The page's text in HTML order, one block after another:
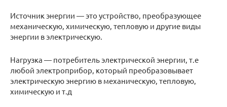
Источник энергии — это устройство, преобразующее
механическую, химическую, тепловую и другие виды
энергии в электрическую.
Нагрузка — потребитель электрической энергии, т.е
любой электроприбор, который преобразовывает
электрическую энергию в механическую, тепловую,
химическую и т.д